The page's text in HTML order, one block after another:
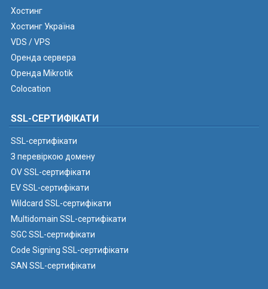
Хостинг
Хостинг Україна
VDS / VPS
Оренда сервера
Оренда Mikrotik
Colocation
SSL-СЕРТИФІКАТИ
SSL-сертифікати
З перевіркою домену
OV SSL-сертифікати
EV SSL-сертифікати
Wildcard SSL-сертифікати
Multidomain SSL-сертифікати
SGC SSL-сертифікати
Code Signing SSL-сертифікати
SAN SSL-сертифікати